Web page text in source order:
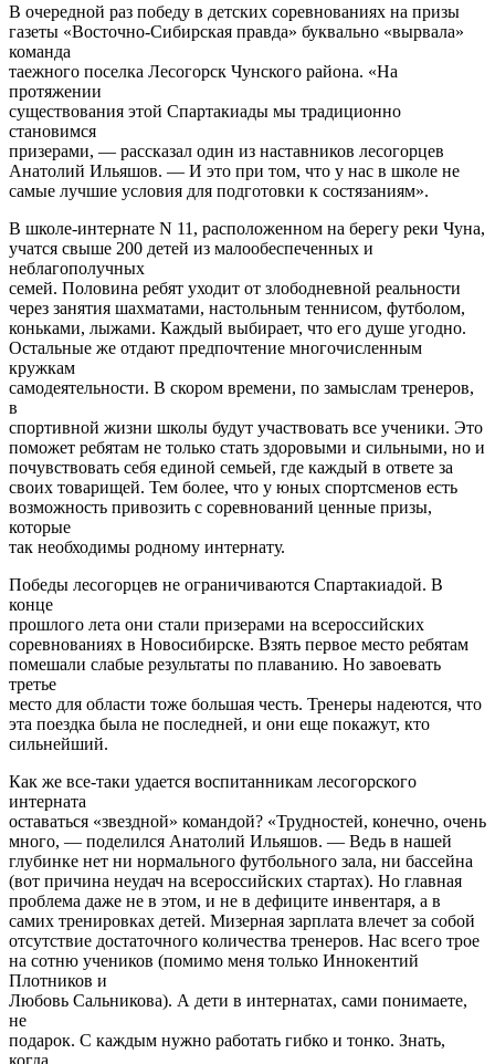
В очередной раз победу в детских соревнованиях на призы
газеты «Восточно-Сибирская правда» буквально «вырвала»
команда
таежного поселка Лесогорск Чунского района. «На
протяжении
существования этой Спартакиады мы традиционно
становимся
призерами, — рассказал один из наставников лесогорцев
Анатолий Ильяшов. — И это при том, что у нас в школе не
самые лучшие условия для подготовки к состязаниям».
В школе-интернате N 11, расположенном на берегу реки Чуна,
учатся свыше 200 детей из малообеспеченных и
неблагополучных
семей. Половина ребят уходит от злободневной реальности
через занятия шахматами, настольным теннисом, футболом,
коньками, лыжами. Каждый выбирает, что его душе угодно.
Остальные же отдают предпочтение многочисленным
кружкам
самодеятельности. В скором времени, по замыслам тренеров,
в
спортивной жизни школы будут участвовать все ученики. Это
поможет ребятам не только стать здоровыми и сильными, но и
почувствовать себя единой семьей, где каждый в ответе за
своих товарищей. Тем более, что у юных спортсменов есть
возможность привозить с соревнований ценные призы,
которые
так необходимы родному интернату.
Победы лесогорцев не ограничиваются Спартакиадой. В
конце
прошлого лета они стали призерами на всероссийских
соревнованиях в Новосибирске. Взять первое место ребятам
помешали слабые результаты по плаванию. Но завоевать
третье
место для области тоже большая честь. Тренеры надеются, что
эта поездка была не последней, и они еще покажут, кто
сильнейший.
Как же все-таки удается воспитанникам лесогорского
интерната
оставаться «звездной» командой? «Трудностей, конечно, очень
много, — поделился Анатолий Ильяшов. — Ведь в нашей
глубинке нет ни нормального футбольного зала, ни бассейна
(вот причина неудач на всероссийских стартах). Но главная
проблема даже не в этом, и не в дефиците инвентаря, а в
самих тренировках детей. Мизерная зарплата влечет за собой
отсутствие достаточного количества тренеров. Нас всего трое
на сотню учеников (помимо меня только Иннокентий
Плотников и
Любовь Сальникова). А дети в интернатах, сами понимаете,
не
подарок. С каждым нужно работать гибко и тонко. Знать,
когда